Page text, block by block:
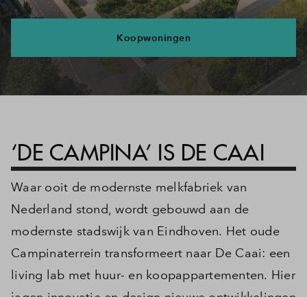
Koopwoningen
‘DE CAMPINA’ IS DE CAAI
Waar ooit de modernste melkfabriek van
Nederland stond, wordt gebouwd aan de
modernste stadswijk van Eindhoven. Het oude
Campinaterrein transformeert naar De Caai: een
living lab met huur- en koopappartementen. Hier